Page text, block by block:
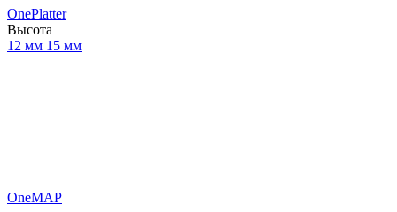
OnePlatter
Высота
12 мм 15 мм
OneMAP